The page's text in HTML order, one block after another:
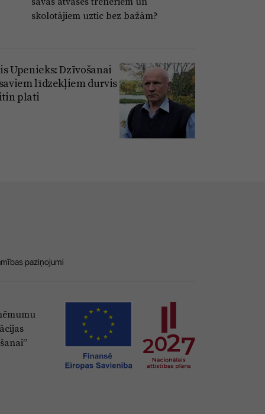
skolotājiem uztic bez bažām?
Upenieks: Dzīvošanai
līdzekļiem durvis
plati
paziņojumi